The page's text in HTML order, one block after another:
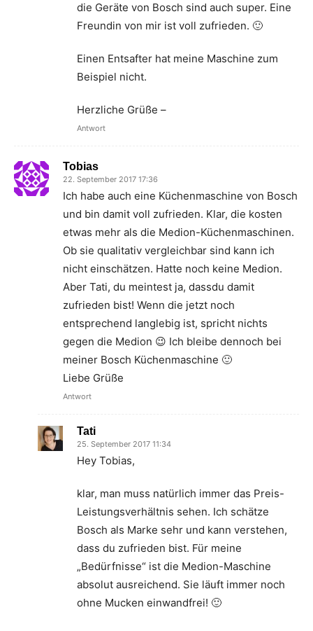
die Geräte von Bosch sind auch super. Eine
Freundin von mir ist voll zufrieden. 🙂
Einen Entsafter hat meine Maschine zum
Beispiel nicht.
Herzliche Grüße –
Antwort
Tobias
22. September 2017 17:36
Ich habe auch eine Küchenmaschine von Bosch
und bin damit voll zufrieden. Klar, die kosten
etwas mehr als die Medion-Küchenmaschinen.
Ob sie qualitativ vergleichbar sind kann ich
nicht einschätzen. Hatte noch keine Medion.
Aber Tati, du meintest ja, dassdu damit
zufrieden bist! Wenn die jetzt noch
entsprechend langlebig ist, spricht nichts
gegen die Medion 😉 Ich bleibe dennoch bei
meiner Bosch Küchenmaschine 🙂
Liebe Grüße
Antwort
Tati
25. September 2017 11:34
Hey Tobias,
klar, man muss natürlich immer das Preis-
Leistungsverhältnis sehen. Ich schätze
Bosch als Marke sehr und kann verstehen,
dass du zufrieden bist. Für meine
„Bedürfnisse“ ist die Medion-Maschine
absolut ausreichend. Sie läuft immer noch
ohne Mucken einwandfrei! 🙂